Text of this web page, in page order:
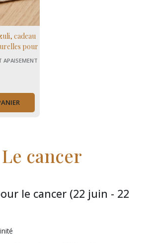
cadeau
pour
APAISEMENT
Le cancer
le cancer (22 juin - 22